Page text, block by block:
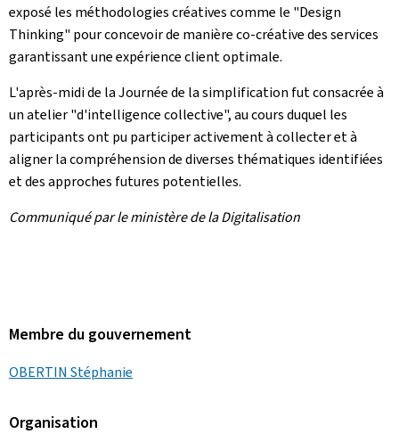
exposé les méthodologies créatives comme le "Design
Thinking" pour concevoir de manière co-créative des services
garantissant une expérience client optimale.
L'après-midi de la Journée de la simplification fut consacrée à
un atelier "d'intelligence collective", au cours duquel les
participants ont pu participer activement à collecter et à
aligner la compréhension de diverses thématiques identifiées
et des approches futures potentielles.
Communiqué par le ministère de la Digitalisation
Membre du gouvernement
OBERTIN Stéphanie
Organisation